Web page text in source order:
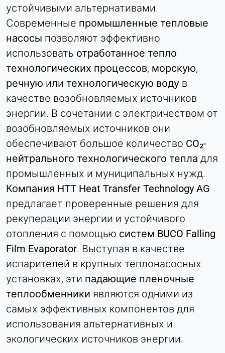
устойчивыми альтернативами.
Современные промышленные тепловые
насосы позволяют эффективно
использовать отработанное тепло
технологических процессов, морскую,
речную или технологическую воду в
качестве возобновляемых источников
энергии. В сочетании с электричеством от
возобновляемых источников они
обеспечивают большое количество CO₂-
нейтрального технологического тепла для
промышленных и муниципальных нужд.
Компания HTT Heat Transfer Technology AG
предлагает проверенные решения для
рекуперации энергии и устойчивого
отопления с помощью систем BUCO Falling
Film Evaporator. Выступая в качестве
испарителей в крупных теплонасосных
установках, эти падающие пленочные
теплообменники являются одними из
самых эффективных компонентов для
использования альтернативных и
экологических источников энергии.
cookie_consent
Name:
согласие
Provider:
Heat Transfer Technology
Purpose:
Сохраняет ваши настройки
конфиденциальности
Cookie duration:
Используется для понимания того, как
используется сайт, а также для повышения
производительности и удобства использования.
Данные обрабатываются анонимно.
Matomo
Provider:
Heat Transfer Technology
Purpose:
Статистика
Сессия